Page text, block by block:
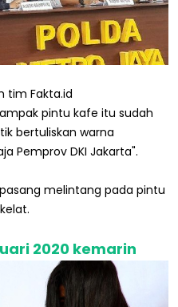
tim Fakta.id
pintu kafe itu sudah
bertuliskan warna
Pemprov DKI Jakarta".
melintang pada pintu
2020 kemarin